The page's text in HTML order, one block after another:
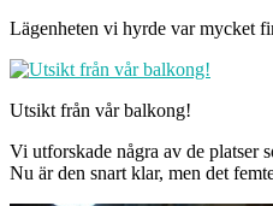
Lägenheten vi hyrde var mycket
Utsikt från vår balkong!
Vi utforskade några av de platser
Nu är den snart klar, men det